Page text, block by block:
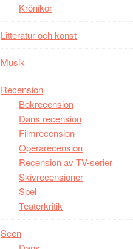
Krönikor
Litteratur och konst
Musik
Recension
Bokrecension
Dans recension
Filmrecension
Operarecension
Recension av TV-serier
Skivrecensioner
Spel
Teaterkritik
Scen